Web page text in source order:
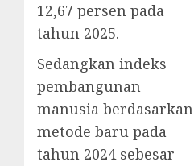
12,67 persen pada
tahun 2025.
Sedangkan indeks
pembangunan
manusia berdasarkan
metode baru pada
tahun 2024 sebesar